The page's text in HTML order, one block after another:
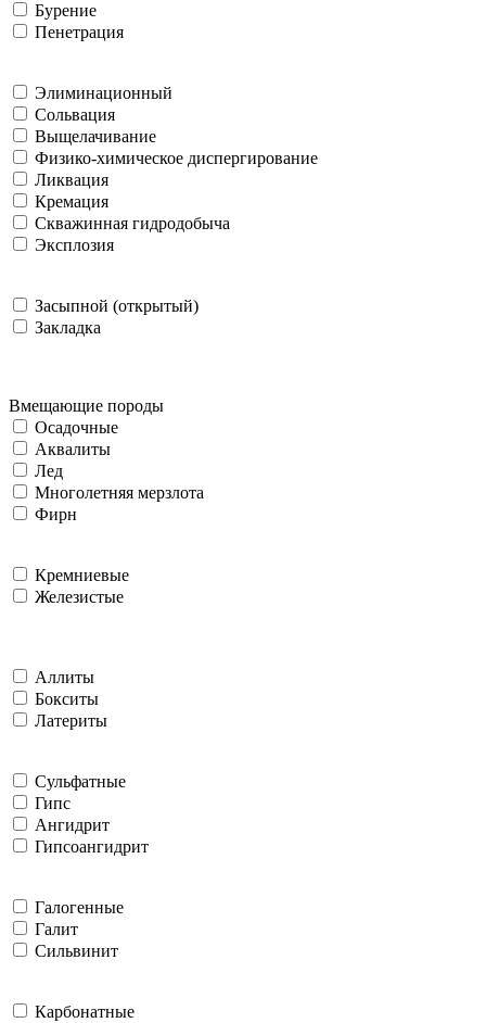
Бурение
Пенетрация
Элиминационный
Сольвация
Выщелачивание
Физико-химическое диспергирование
Ликвация
Кремация
Скважинная гидродобыча
Эксплозия
Засыпной (открытый)
Закладка
Вмещающие породы
Осадочные
Аквалиты
Лед
Многолетняя мерзлота
Фирн
Кремниевые
Железистые
Аллиты
Бокситы
Латериты
Сульфатные
Гипс
Ангидрит
Гипсоангидрит
Галогенные
Галит
Сильвинит
Карбонатные